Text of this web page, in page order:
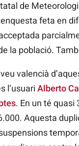
de
feta en
la població.
valencià
l’usuari Alberto
. En un té quasi
Aquesta